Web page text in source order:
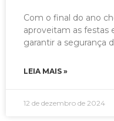
Com o final do ano
aproveitam as festas
garantir a segurança
LEIA MAIS »
12 de dezembro de 2024